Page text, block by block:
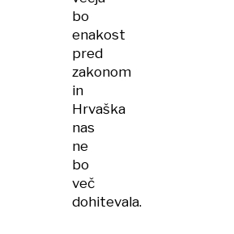
bo
enakost
pred
zakonom
in
Hrvaška
nas
ne
bo
več
dohitevala.